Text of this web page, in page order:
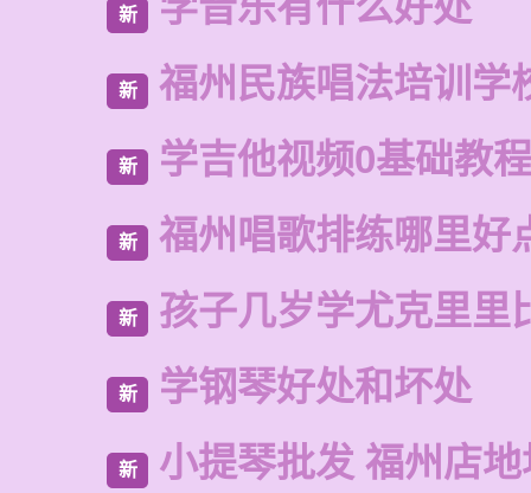
新
新 福州民族唱法培训学
新 学吉他视频0基础教程
新 福州唱歌排练哪里好
新 孩子几岁学尤克里里
新 学钢琴好处和坏处
新 小提琴批发 福州店地